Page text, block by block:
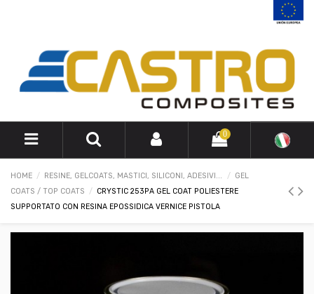
0
HOME RESINE, GELCOATS, MASTICI, SILICONI, ADESIVI...
GEL
COATS / TOP COATS
CRYSTIC 253PA GEL COAT POLIESTERE
SUPPORTATO CON RESINA EPOSSIDICA VERNICE PISTOLA